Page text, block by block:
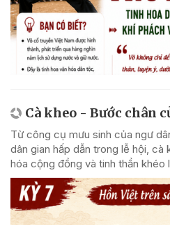
Cà kheo - Bước chân
Từ công cụ mưu sinh của ngư
dân gian hấp dẫn trong lễ hội, cà
hóa cộng đồng và tinh thần